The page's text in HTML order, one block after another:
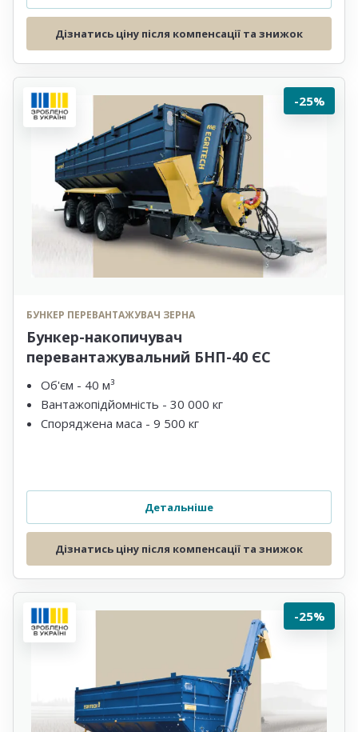
Дізнатись ціну після компенсації та знижок
-25%
БУНКЕР ПЕРЕВАНТАЖУВАЧ ЗЕРНА
Бункер-накопичувач
перевантажувальний БНП-40 ЄС
Об'єм - 40 м³
Вантажопідйомність - 30 000 кг
Споряджена маса - 9 500 кг
Детальніше
Дізнатись ціну після компенсації та знижок
-25%